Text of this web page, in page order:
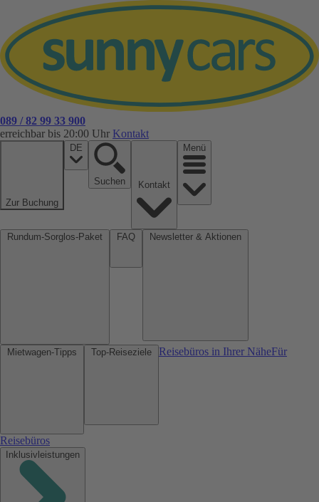
089 / 82 99 33 900
erreichbar bis 20:00 Uhr Kontakt
Zur Buchung
DE
Suchen
Menü
Reisebüros in Ihrer NäheFür
Reisebüros
Inklusivleistungen